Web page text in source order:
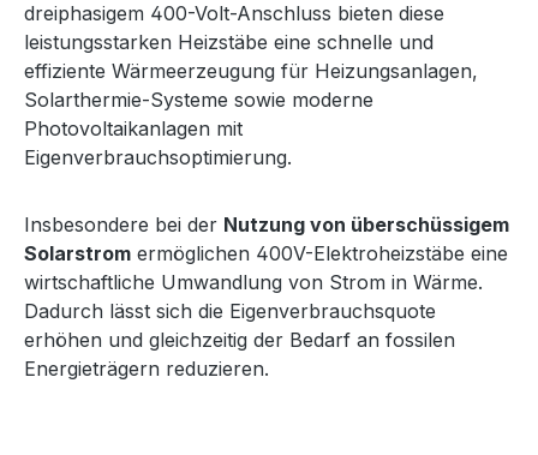
dreiphasigem 400-Volt-Anschluss bieten diese
leistungsstarken Heizstäbe eine schnelle und
effiziente Wärmeerzeugung für Heizungsanlagen,
Solarthermie-Systeme sowie moderne
Photovoltaikanlagen mit
Eigenverbrauchsoptimierung.
Insbesondere bei der Nutzung von überschüssigem
Solarstrom ermöglichen 400V-Elektroheizstäbe eine
wirtschaftliche Umwandlung von Strom in Wärme.
Dadurch lässt sich die Eigenverbrauchsquote
erhöhen und gleichzeitig der Bedarf an fossilen
Energieträgern reduzieren.